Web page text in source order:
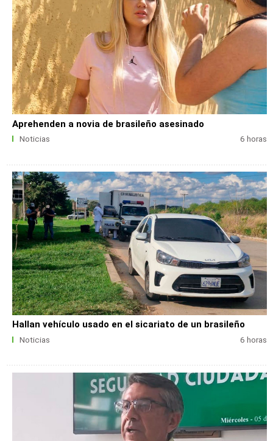
Aprehenden a novia de brasileño asesinado
Noticias 6 horas
Hallan vehículo usado en el sicariato de un brasileño
Noticias 6 horas